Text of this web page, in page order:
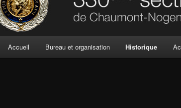
Accueil Bureau et organisation Historique